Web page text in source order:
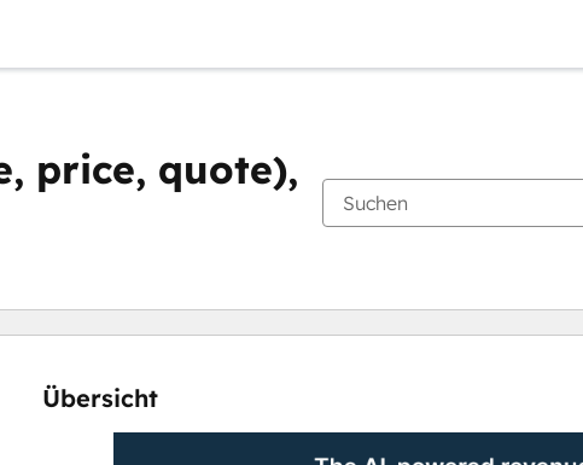
price, quote),
Übersicht